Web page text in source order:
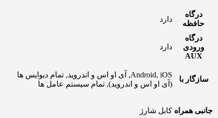
درگاه
حافظه
دارد
درگاه
ورودی
AUX
دارد
سازگار با
Android, iOS, آی او اس و اندروید, تمام دیوایس ها
(آی او اس و اندروید), تمام سیستم عامل ها
جانبی همراه کابل شارژ